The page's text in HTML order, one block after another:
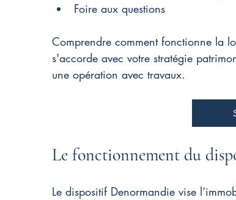
Foire aux questions
Comprendre comment fonctionne la
s'accorde avec votre stratégie
une opération avec travaux.
Le fonctionnement du
Le dispositif Denormandie vise